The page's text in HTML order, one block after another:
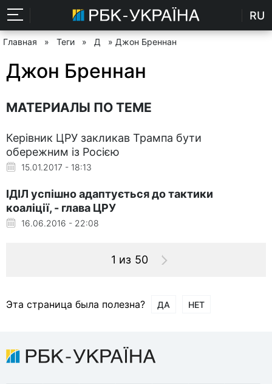
RU
Главная » Теги » Д » Джон Бреннан
Джон Бреннан
МАТЕРИАЛЫ ПО ТЕМЕ
Керівник ЦРУ закликав Трампа бути
обережним із Росією
15.01.2017 - 18:13
ІДІЛ успішно адаптується до тактики
коаліції, - глава ЦРУ
16.06.2016 - 22:08
1 из 50
Эта страница была полезна? ДА НЕТ